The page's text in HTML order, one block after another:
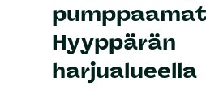
Hyyppärän
harjualueella